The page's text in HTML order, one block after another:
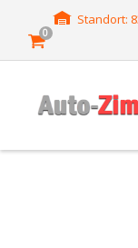
Standort:
0